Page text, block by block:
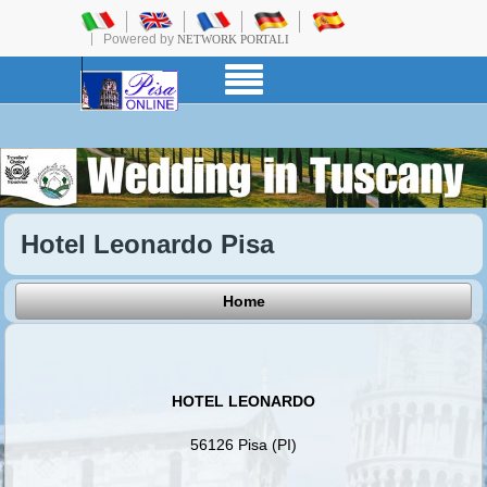
Powered by NETWORK PORTALI
Hotel Leonardo Pisa
Home
HOTEL LEONARDO
56126 Pisa (PI)